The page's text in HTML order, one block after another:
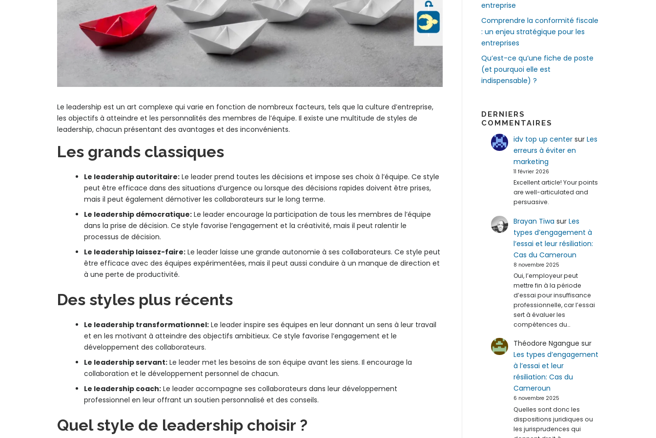
Le leadership est un art complexe qui varie en fonction de nombreux facteurs, tels que la culture d’entreprise,
les objectifs à atteindre et les personnalités des membres de l’équipe. Il existe une multitude de styles de
leadership, chacun présentant des avantages et des inconvénients.
Les grands classiques
Le leadership autoritaire: Le leader prend toutes les décisions et impose ses choix à l’équipe. Ce style
peut être efficace dans des situations d’urgence ou lorsque des décisions rapides doivent être prises,
mais il peut également démotiver les collaborateurs sur le long terme.
Le leadership démocratique: Le leader encourage la participation de tous les membres de l’équipe
dans la prise de décision. Ce style favorise l’engagement et la créativité, mais il peut ralentir le
processus de décision.
Le leadership laissez-faire: Le leader laisse une grande autonomie à ses collaborateurs. Ce style peut
être efficace avec des équipes expérimentées, mais il peut aussi conduire à un manque de direction et
à une perte de productivité.
Des styles plus récents
Le leadership transformationnel: Le leader inspire ses équipes en leur donnant un sens à leur travail
et en les motivant à atteindre des objectifs ambitieux. Ce style favorise l’engagement et le
développement des collaborateurs.
Le leadership servant: Le leader met les besoins de son équipe avant les siens. Il encourage la
collaboration et le développement personnel de chacun.
Le leadership coach: Le leader accompagne ses collaborateurs dans leur développement
professionnel en leur offrant un soutien personnalisé et des conseils.
Quel style de leadership choisir ?
entreprise
Comprendre la conformité fiscale
: un enjeu stratégique pour les
entreprises
Qu’est-ce qu’une fiche de poste
(et pourquoi elle est
indispensable) ?
DERNIERS
COMMENTAIRES
idv top up centersur Les
erreurs à éviter en
marketing
11 février 2026
Excellent article! Your points
are well-articulated and
persuasive.
Brayan Tiwa sur Les
types d’engagement à
l’essai et leur résiliation:
Cas du Cameroun
8 novembre 2025
Oui, l’employeur peut
mettre fin à la période
d’essai pour insuffisance
professionnelle, car l’essai
sert à évaluer les
compétences du…
Théodore Ngangue sur
Les types d’engagement
à l’essai et leur
résiliation: Cas du
Cameroun
6 novembre 2025
Quelles sont donc les
dispositions juridiques ou
les jurisprudences qui